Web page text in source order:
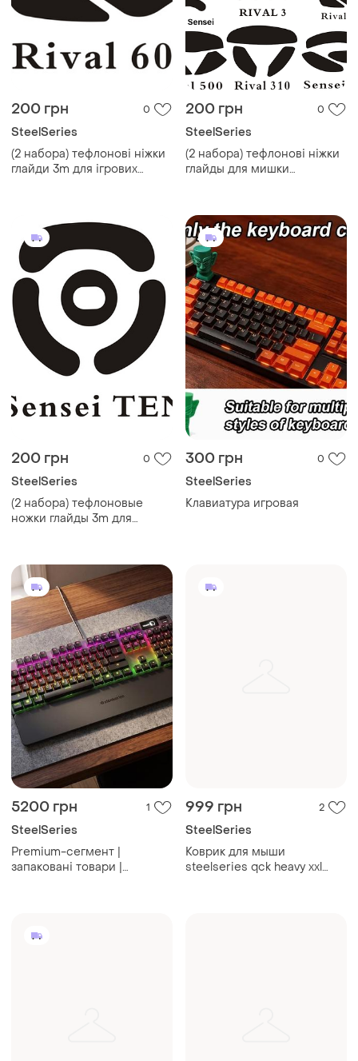
200 грн 0
SteelSeries
(2 набора) тефлонові ніжки
глайди 3m для ігрових
200 грн 0
SteelSeries
(2 набора) тефлонові ніжки
глайды для мишки
200 грн 0
SteelSeries
(2 набора) тефлоновые
ножки глайды 3m для
300 грн 0
SteelSeries
Клавиатура игровая
5200 грн 1
SteelSeries
Premium-сегмент |
запаковані товари |
999 грн 2
SteelSeries
Коврик для мыши
steelseries qck heavy xxl